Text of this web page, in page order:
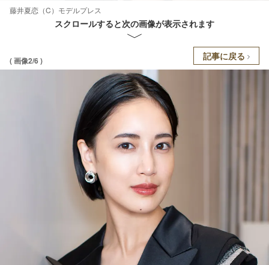
藤井夏恋（C）モデルプレス
スクロールすると次の画像が表示されます
( 画像2/6 ) 記事に戻る